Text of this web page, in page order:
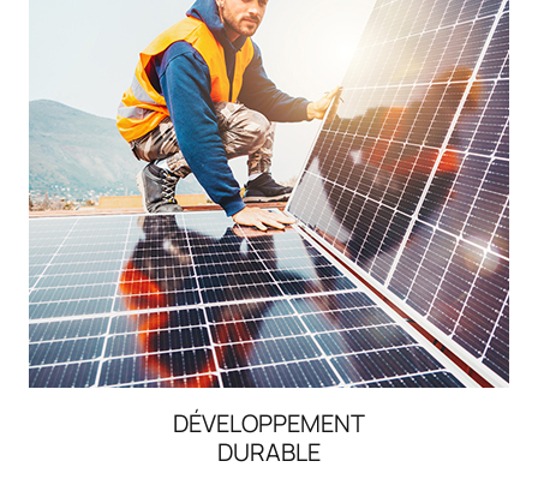
DÉVELOPPEMENT
DURABLE